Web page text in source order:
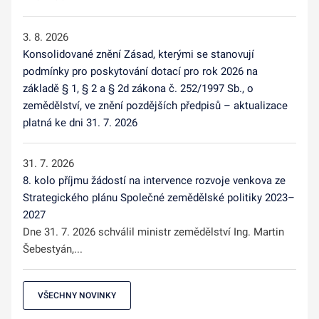
3. 8. 2026
Konsolidované znění Zásad, kterými se stanovují
podmínky pro poskytování dotací pro rok 2026 na
základě § 1, § 2 a § 2d zákona č. 252/1997 Sb., o
zemědělství, ve znění pozdějších předpisů – aktualizace
platná ke dni 31. 7. 2026
31. 7. 2026
8. kolo příjmu žádostí na intervence rozvoje venkova ze
Strategického plánu Společné zemědělské politiky 2023–
2027
Dne 31. 7. 2026 schválil ministr zemědělství Ing. Martin
Šebestyán,...
VŠECHNY NOVINKY